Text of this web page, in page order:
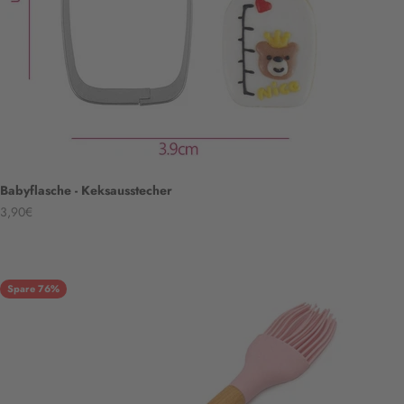
Babyflasche - Keksausstecher
Angebot
3,90€
Spare 76%